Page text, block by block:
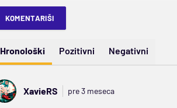
KOMENTARIŠI
Hronološki Pozitivni Negativni
XavieRS pre 3 meseca